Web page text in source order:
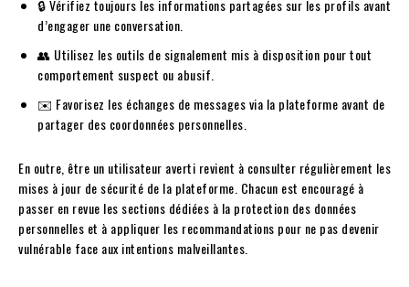
🔒 Vérifiez toujours les informations partagées sur les profils avant
d’engager une conversation.
👥 Utilisez les outils de signalement mis à disposition pour tout
comportement suspect ou abusif.
✉️ Favorisez les échanges de messages via la plateforme avant de
partager des coordonnées personnelles.
En outre, être un utilisateur averti revient à consulter régulièrement les
mises à jour de sécurité de la plateforme. Chacun est encouragé à
passer en revue les sections dédiées à la protection des données
personnelles et à appliquer les recommandations pour ne pas devenir
vulnérable face aux intentions malveillantes.